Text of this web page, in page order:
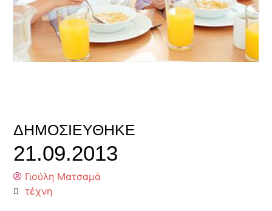
ΔΗΜΟΣΙΕΎΘΗΚΕ
21.09.2013
Γιούλη Ματσαμά
τέχνη